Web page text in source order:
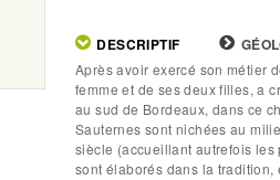
Tabs
DESCRIPTIF (ONGLET
ACTIF)
Après avoir exercé son métier
femme et de ses deux filles, a
au sud de Bordeaux, dans ce
Sauternes sont nichées au
siècle (accueillant autrefois
sont élaborés dans la